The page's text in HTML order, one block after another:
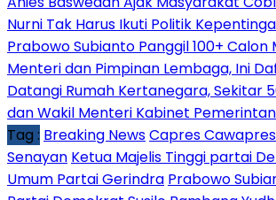
Nurni Tak Harus Ikuti Politik
Prabowo Subianto Panggil 100+ Calon
Menteri dan Pimpinan Lembaga, Ini
Datangi Rumah Kertanegara, Sekitar
dan Wakil Menteri Kabinet
Tag : Breaking NewsCapres
Senayan Ketua Majelis Tinggi partai
Umum Partai Gerindra Prabowo